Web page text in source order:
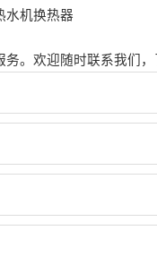
水机换热器
。欢迎随时联系我们，